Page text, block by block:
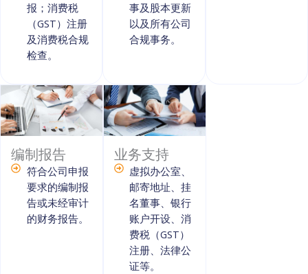
报；消费税
（GST）注册
及消费税合规
检查。
事及股本更新
以及所有公司
合规事务。
编制报告
符合公司申报
要求的编制报
告或未经审计
的财务报告。
业务支持
虚拟办公室、
邮寄地址、挂
名董事、银行
账户开设、消
费税（GST）
注册、法律公
证等。